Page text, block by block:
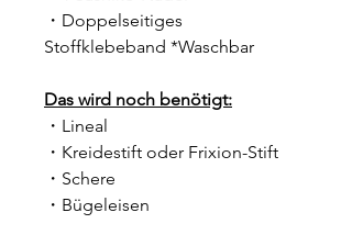
・Doppelseitiges
Stoffklebeband *Waschbar
Das wird noch benötigt:
・Lineal
・Kreidestift oder Frixion-Stift
・Schere
・Bügeleisen